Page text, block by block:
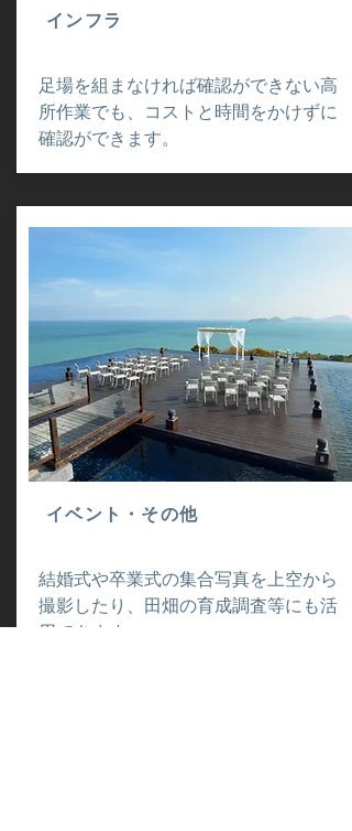
インフラ
足場を組まなければ確認ができない高
所作業でも、コストと時間をかけずに
確認ができます。
イベント・その他
結婚式や卒業式の集合写真を上空から
撮影したり、田畑の育成調査等にも活
用できます。